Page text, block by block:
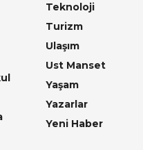
Teknoloji
Turizm
Ulaşım
Ust Manset
Yaşam
Yazarlar
Yeni Haber